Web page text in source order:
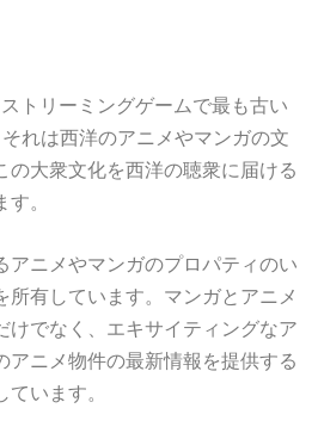
トリーミングゲームで最も古い
れは西洋のアニメやマンガの文
の大衆文化を西洋の聴衆に届ける
。
アニメやマンガのプロパティのい
所有しています。マンガとアニメ
けでなく、エキサイティングなア
アニメ物件の最新情報を提供する
います。